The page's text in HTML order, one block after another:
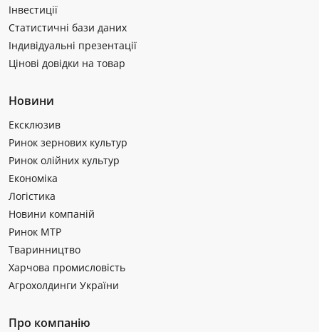
Інвестиції
Статистичні бази даних
Індивідуальні презентації
Цінові довідки на товар
Новини
Ексклюзив
Ринок зернових культур
Ринок олійних культур
Економіка
Логістика
Новини компаній
Ринок МТР
Тваринництво
Харчова промисловість
Агрохолдинги України
Про компанію